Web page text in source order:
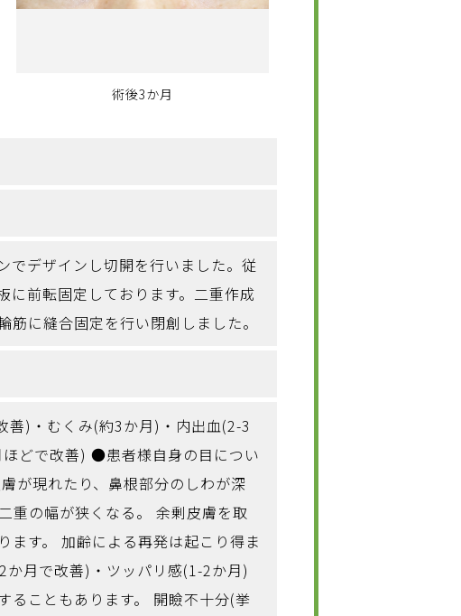
術後3か月
でデザインし切開を行いました。従
に前転固定しております。二重作成
に縫合固定を行い閉創しました。
)・むくみ(約3か月)・内出血(2-3
どで改善) ●患者様自身の目につい
が現れたり、鼻根部分のしわが深
の幅が狭くなる。 余剰皮膚を取
ます。 加齢による再発は起こり得ま
月で改善)・ツッパリ感(1-2か月)
ることもあります。 開瞼不十分(挙